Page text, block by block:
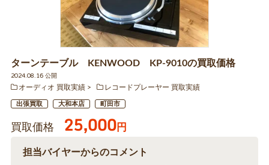
ターンテーブル KENWOOD KP-9010の買取価格
2024.08.16 公開
オーディオ 買取実績
レコードプレーヤー 買取実績
出張買取 大和本店 町田市
買取価格 25,000円
担当バイヤーからのコメント